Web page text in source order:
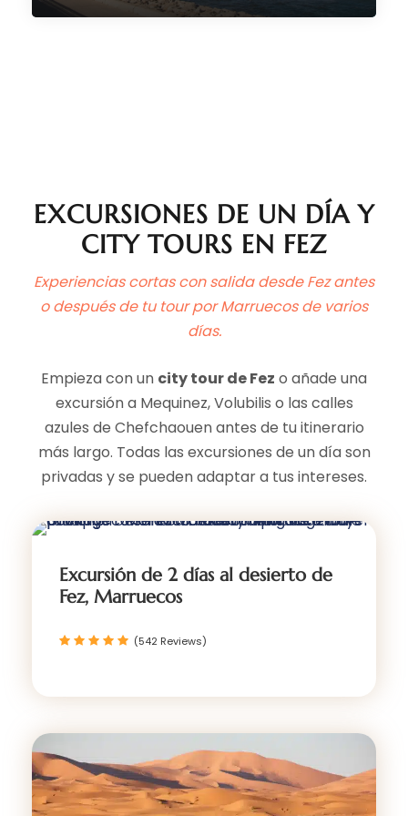
EXCURSIONES DE UN DÍA Y
CITY TOURS EN FEZ
Experiencias cortas con salida desde Fez antes
o después de tu tour por Marruecos de varios
días.
Empieza con un city tour de Fez o añade una
excursión a Mequinez, Volubilis o las calles
azules de Chefchaouen antes de tu itinerario
más largo. Todas las excursiones de un día son
privadas y se pueden adaptar a tus intereses.
Excursión de 2 días al desierto de
Fez, Marruecos
(542 Reviews)